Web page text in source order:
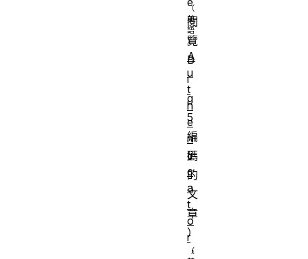
閱
覽
B
i
g
5
編
碼
的
文
章
）
，
A
u
t
h
e
n
ti
c
a
t
o
r